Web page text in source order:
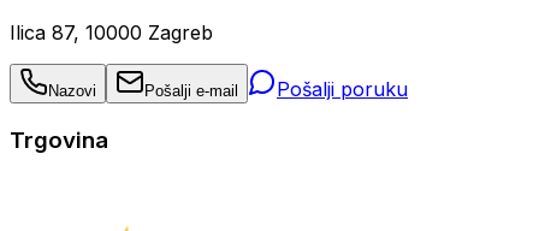
Ilica 87, 10000 Zagreb
Nazovi Pošalji e-mail Pošalji poruku
Trgovina